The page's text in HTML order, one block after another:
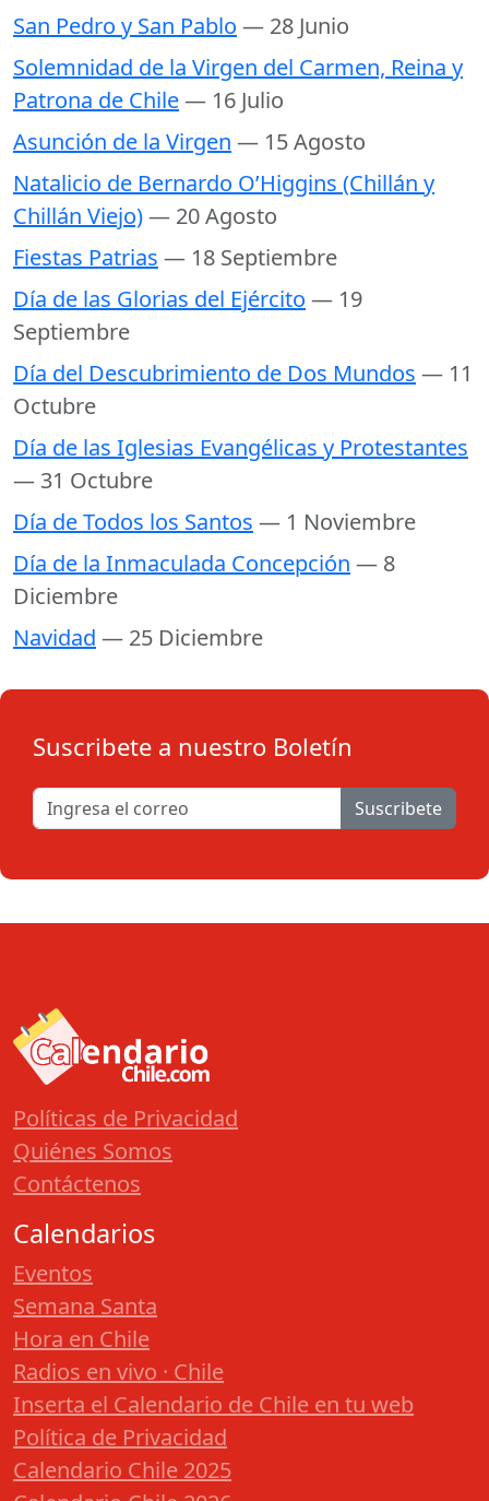
San Pedro y San Pablo — 28 Junio
Solemnidad de la Virgen del Carmen, Reina y
Patrona de Chile— 16 Julio
Asunción de la Virgen — 15 Agosto
Natalicio de Bernardo O’Higgins (Chillán y
Chillán Viejo)— 20 Agosto
Fiestas Patrias — 18 Septiembre
Día de las Glorias del Ejército — 19
Septiembre
Día del Descubrimiento de Dos Mundos — 11
Octubre
Día de las Iglesias Evangélicas y Protestantes
— 31 Octubre
Día de Todos los Santos — 1 Noviembre
Día de la Inmaculada Concepción — 8
Diciembre
Navidad — 25 Diciembre
Suscribete a nuestro Boletín
Suscribete
Políticas de Privacidad
Quiénes Somos
Contáctenos
Calendarios
Eventos
Semana Santa
Hora en Chile
Radios en vivo · Chile
Inserta el Calendario de Chile en tu web
Política de Privacidad
Calendario Chile 2025